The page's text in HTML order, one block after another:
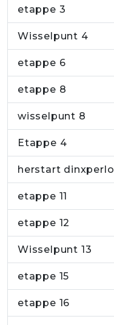
etappe 3
Wisselpunt 4
etappe 6
etappe 8
wisselpunt 8
Etappe 4
herstart dinxperlo
etappe 11
etappe 12
Wisselpunt 13
etappe 15
etappe 16